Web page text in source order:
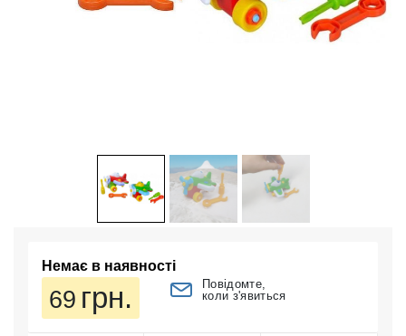
Немає в наявності
69 грн.
Повідомте,
коли з'явиться